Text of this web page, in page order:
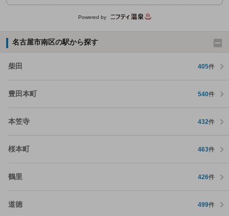
Powered by
名古屋市南区の駅から探す
柴田 405件
豊田本町 540件
本笠寺 432件
桜本町 463件
鶴里 426件
道徳 499件